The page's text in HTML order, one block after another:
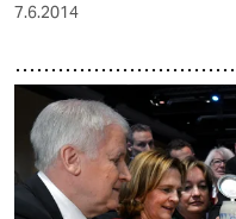
7.6.2014